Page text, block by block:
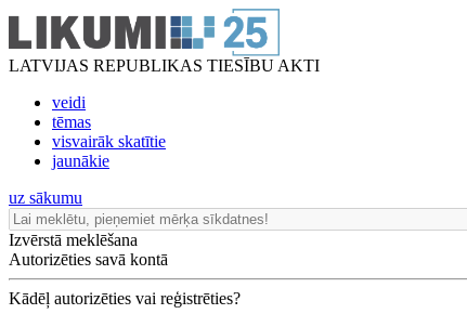
LATVIJAS REPUBLIKAS TIESĪBU AKTI
veidi
tēmas
visvairāk skatītie
jaunākie
uz sākumu
Izvērstā meklēšana
Autorizēties savā kontā
Kādēļ autorizēties vai reģistrēties?